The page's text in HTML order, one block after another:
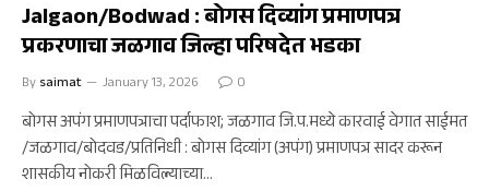
Jalgaon/Bodwad : बोगस दिव्यांग प्रमाणपत्र
प्रकरणाचा जळगाव जिल्हा परिषदेत भडका
By saimat January 13, 2026 0
बोगस अपंग प्रमाणपत्राचा पर्दाफाश; जळगाव जि.प.मध्ये कारवाई वेगात साईमत
/जळगाव/बोदवड/प्रतिनिधी : बोगस दिव्यांग (अपंग) प्रमाणपत्र सादर करून
शासकीय नोकरी मिळविल्याच्या…